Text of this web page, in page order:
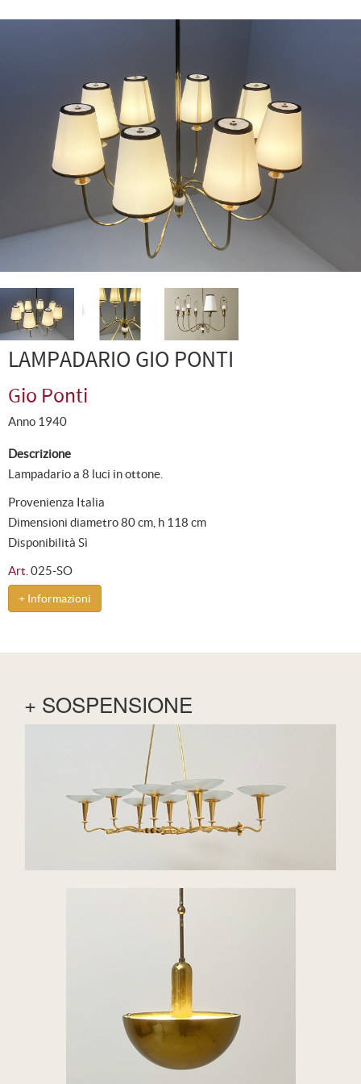
LAMPADARIO GIO PONTI
Gio Ponti
Anno 1940
Descrizione
Lampadario a 8 luci in ottone.
Provenienza Italia
Dimensioni diametro 80 cm, h 118 cm
Disponibilità Sì
Art. 025-SO
+ Informazioni
+ SOSPENSIONE